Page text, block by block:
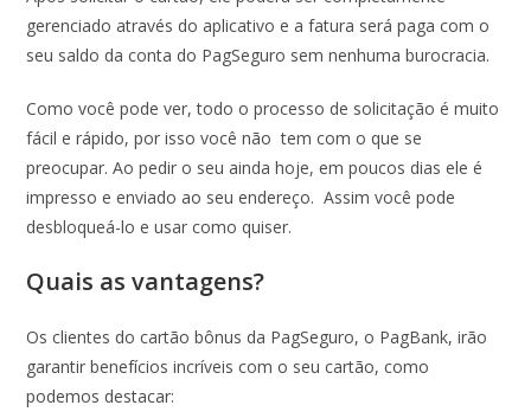
gerenciado através do aplicativo e a fatura será paga com o
seu saldo da conta do PagSeguro sem nenhuma burocracia.
Como você pode ver, todo o processo de solicitação é muito
fácil e rápido, por isso você não tem com o que se
preocupar. Ao pedir o seu ainda hoje, em poucos dias ele é
impresso e enviado ao seu endereço. Assim você pode
desbloqueá-lo e usar como quiser.
Quais as vantagens?
Os clientes do cartão bônus da PagSeguro, o PagBank, irão
garantir benefícios incríveis com o seu cartão, como
podemos destacar: